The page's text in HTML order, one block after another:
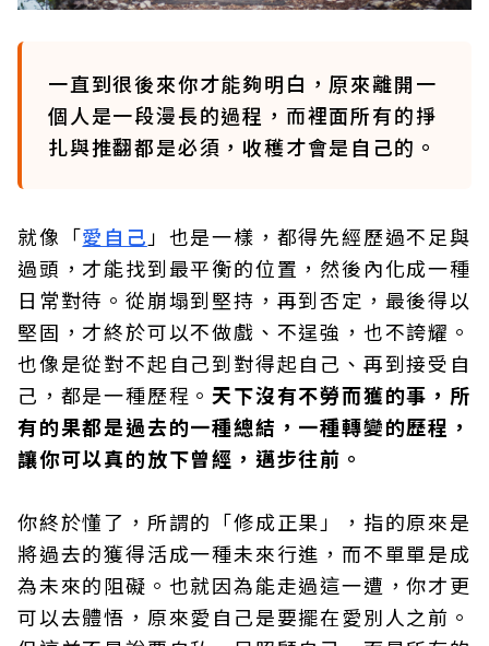
一直到很後來你才能夠明白，原來離開一
個人是一段漫長的過程，而裡面所有的掙
扎與推翻都是必須，收穫才會是自己的。
就像「愛自己 」也是一樣，都得先經歷過不足與
過頭，才能找到最平衡的位置，然後內化成一種
日常對待。從崩塌到堅持，再到否定，最後得以
堅固，才終於可以不做戲、不逞強，也不誇耀。
也像是從對不起自己到對得起自己、再到接受自
己，都是一種歷程。 天下沒有不勞而獲的事，所
有的果都是過去的一種總結，一種轉變的歷程，
讓你可以真的放下曾經，邁步往前。
你終於懂了，所謂的「修成正果」，指的原來是
將過去的獲得活成一種未來行進，而不單單是成
為未來的阻礙。也就因為能走過這一遭，你才更
可以去體悟，原來愛自己是要擺在愛別人之前。